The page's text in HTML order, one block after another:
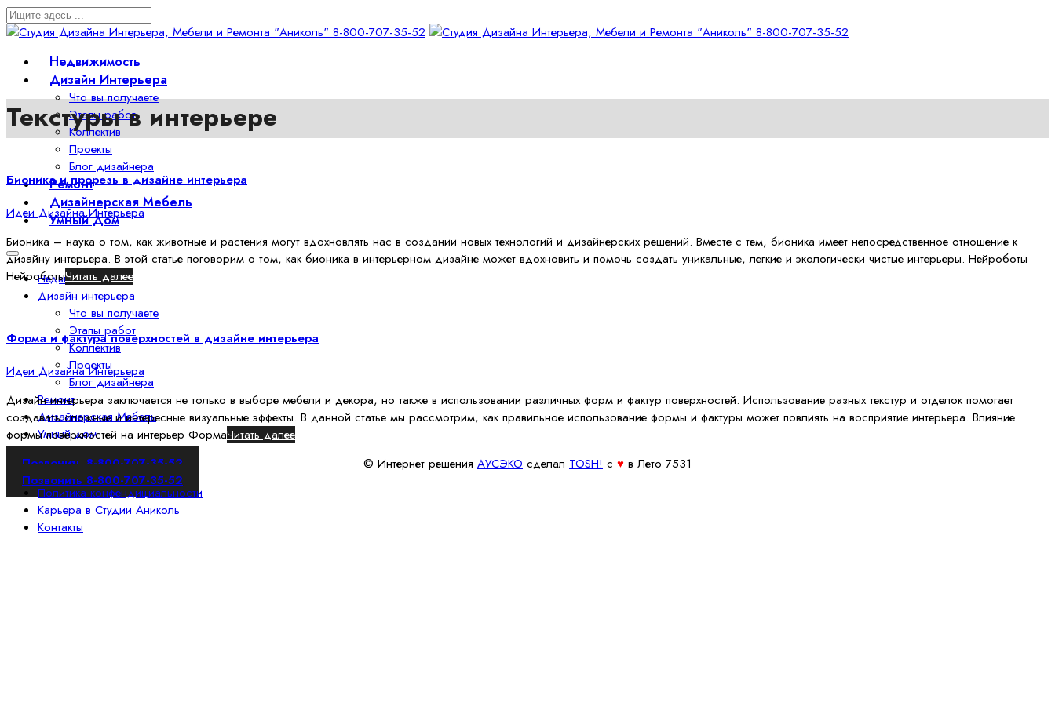
Недвижимость
Дизайн Интерьера
Что вы получаете
Этапы работ
Коллектив
Проекты
Блог дизайнера
Ремонт
Дизайнерская Мебель
Умный Дом
Недвижимость
Дизайн интерьера
Что вы получаете
Этапы работ
Коллектив
Проекты
Блог дизайнера
Ремонт
Дизайнерская Мебель
Умный дом
Позвонить 8-800-707-35-52
Позвонить 8-800-707-35-52
Текстуры в интерьере
Бионика и прорезь в дизайне интерьера
Идеи Дизайна Интерьера
Бионика – наука о том, как животные и растения могут вдохновлять нас в создании новых технологий и дизайнерских решений. Вместе с тем, бионика имеет непосредственное отношение к
дизайну интерьера. В этой статье поговорим о том, как бионика в интерьерном дизайне может вдохновить и помочь создать уникальные, легкие и экологически чистые интерьеры. Нейроботы
НейроботыЧитать далее
Форма и фактура поверхностей в дизайне интерьера
Идеи Дизайна Интерьера
Дизайн интерьера заключается не только в выборе мебели и декора, но также в использовании различных форм и фактур поверхностей. Использование разных текстур и отделок помогает
создавать сложные и интересные визуальные эффекты. В данной статье мы рассмотрим, как правильное использование формы и фактуры может повлиять на восприятие интерьера. Влияние
формы поверхностей на интерьер ФормаЧитать далее
© Интернет решения АУСЭКО cделал TOSH! c ♥ в Лето 7531
Политика конфендициальности
Карьера в Студии Аниколь
Контакты